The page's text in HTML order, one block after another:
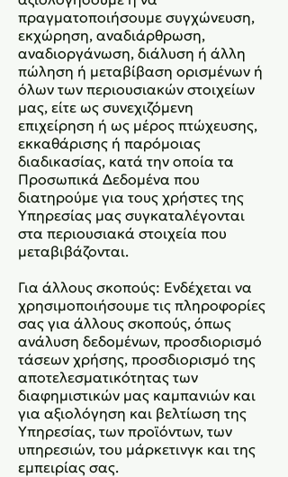
πραγματοποιήσουμε συγχώνευση,
εκχώρηση, αναδιάρθρωση,
αναδιοργάνωση, διάλυση ή άλλη
πώληση ή μεταβίβαση ορισμένων ή
όλων των περιουσιακών στοιχείων
μας, είτε ως συνεχιζόμενη
επιχείρηση ή ως μέρος πτώχευσης,
εκκαθάρισης ή παρόμοιας
διαδικασίας, κατά την οποία τα
Προσωπικά Δεδομένα που
διατηρούμε για τους χρήστες της
Υπηρεσίας μας συγκαταλέγονται
στα περιουσιακά στοιχεία που
μεταβιβάζονται.
Για άλλους σκοπούς: Ενδέχεται να
χρησιμοποιήσουμε τις πληροφορίες
σας για άλλους σκοπούς, όπως
ανάλυση δεδομένων, προσδιορισμό
τάσεων χρήσης, προσδιορισμό της
αποτελεσματικότητας των
διαφημιστικών μας καμπανιών και
για αξιολόγηση και βελτίωση της
Υπηρεσίας, των προϊόντων, των
υπηρεσιών, του μάρκετινγκ και της
εμπειρίας σας.